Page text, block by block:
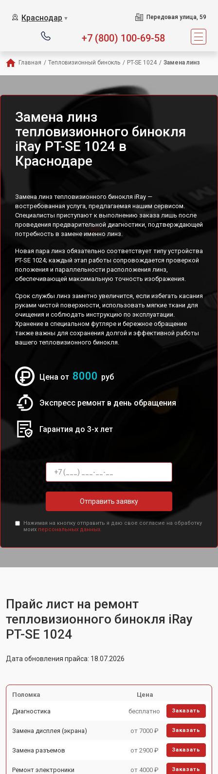
Краснодар ▼ Передовая улица, 59
+7 (800) 100-69-58
Главная / Тепловизионный бинокль / PT-SE 1024 / Замена линз
Замена линз
тепловизионного бинокля
iRay PT-SE 1024 в
Краснодаре
Замена линз тепловизионного бинокля iRay —
востребованная услуга, предлагаемая нашим сервисом.
Специалисты приступают к выполнению заказа лишь после
проведения предварительной диагностики, подтверждающей
потребность в замене именно линз.
Новая пара линз обязательно соответствует типу устройства
PT-SE 1024; каждый этап работы сопровождается проверкой
положения и параллельности расположения линз,
обеспечивающей максимальную точность изображения.
Срок службы линз заметно увеличится, если избегать касания
руками чистой поверхности, использовать мягкие ткани для
очищения и соблюдать инструкцию по эксплуатации.
Хранение в специальном футляре и бережное обращение
также важны для сохранения долгой и эффективной работы
вашего тепловизионного бинокля.
Цена от 8000 руб
Экспресс ремонт в день обращения
Гарантия до 3-х лет
Отправить заявку
Нажимая на кнопку отправить я даю свое согласие на обработку
моих персональных данных.
Прайс лист на ремонт
тепловизионного бинокля iRay
PT-SE 1024
Дата обновления прайса: 18.07.2026
Поломка Цена
Диагностика бесплатно Заказать
Замена дисплея (экрана) от 7000 ₽ Заказать
Замена разъемов от 2900 ₽ Заказать
Ремонт электроники от 4000 ₽ Заказать